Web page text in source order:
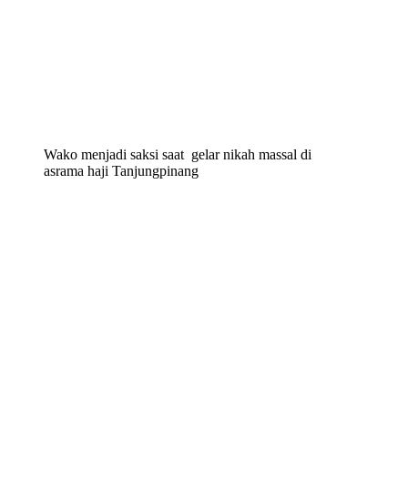
Wako menjadi saksi saat gelar nikah massal di
asrama haji Tanjungpinang